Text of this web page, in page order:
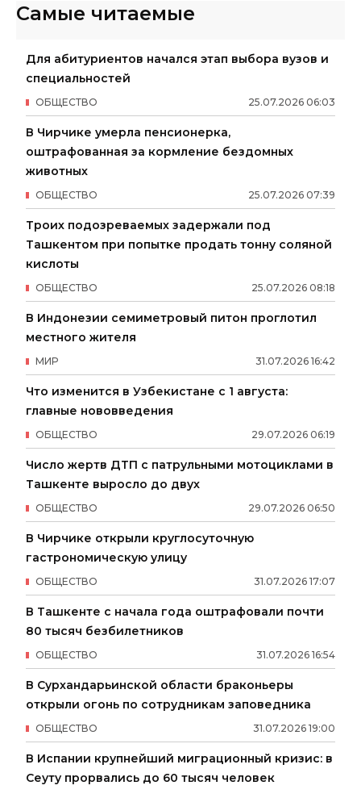
Самые читаемые
Для абитуриентов начался этап выбора вузов и
специальностей
25.07.2026 06:03
ОБЩЕСТВО
В Чирчике умерла пенсионерка,
оштрафованная за кормление бездомных
животных
25.07.2026 07:39
ОБЩЕСТВО
Троих подозреваемых задержали под
Ташкентом при попытке продать тонну соляной
кислоты
25.07.2026 08:18
ОБЩЕСТВО
В Индонезии семиметровый питон проглотил
местного жителя
31.07.2026 16:42
МИР
Что изменится в Узбекистане с 1 августа:
главные нововведения
29.07.2026 06:19
ОБЩЕСТВО
Число жертв ДТП с патрульными мотоциклами в
Ташкенте выросло до двух
29.07.2026 06:50
ОБЩЕСТВО
В Чирчике открыли круглосуточную
гастрономическую улицу
31.07.2026 17:07
ОБЩЕСТВО
В Ташкенте с начала года оштрафовали почти
80 тысяч безбилетников
31.07.2026 16:54
ОБЩЕСТВО
В Сурхандарьинской области браконьеры
открыли огонь по сотрудникам заповедника
31.07.2026 19:00
ОБЩЕСТВО
В Испании крупнейший миграционный кризис: в
Сеуту прорвались до 60 тысяч человек